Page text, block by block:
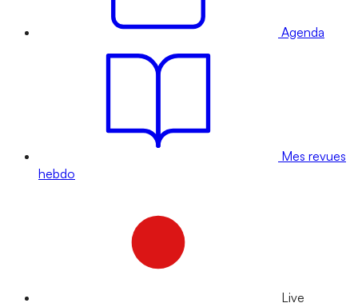
Agenda
Mes revues
hebdo
Live